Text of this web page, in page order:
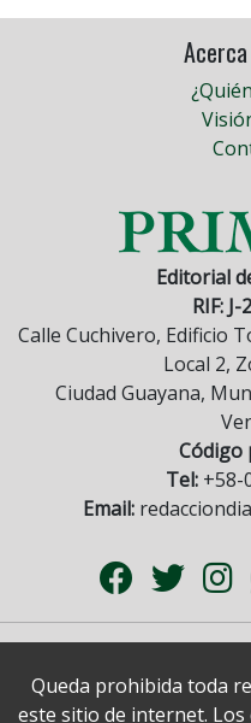
Editorial
RIF:
Calle Cuchivero, Edificio
Local 2,
Ciudad Guayana,
Código
Tel:+58-
Email:
Queda prohibida toda
este sitio de internet.